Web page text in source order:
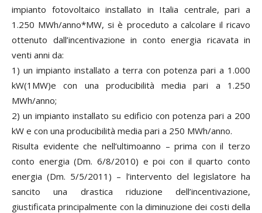
impianto fotovoltaico installato in Italia centrale, pari a
1.250 MWh/anno*MW, si è proceduto a calcolare il ricavo
ottenuto dall’incentivazione in conto energia ricavata in
venti anni da:
1) un impianto installato a terra con potenza pari a 1.000
kW(1MW)e con una producibilità media pari a 1.250
MWh/anno;
2) un impianto installato su edificio con potenza pari a 200
kW e con una producibilità media pari a 250 MWh/anno.
Risulta evidente che nell’ultimoanno – prima con il terzo
conto energia (Dm. 6/8/2010) e poi con il quarto conto
energia (Dm. 5/5/2011) – l’intervento del legislatore ha
sancito una drastica riduzione dell’incentivazione,
giustificata principalmente con la diminuzione dei costi della